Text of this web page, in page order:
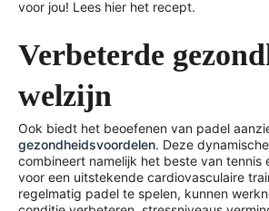
voor jou! Lees hier het recept.
Verbeterde
welzijn
Ook biedt het beoefenen van padel
gezondheidsvoordelen. Deze
combineert namelijk het beste van tennis
voor een uitstekende cardiovasculaire
regelmatig padel te spelen, kunnen